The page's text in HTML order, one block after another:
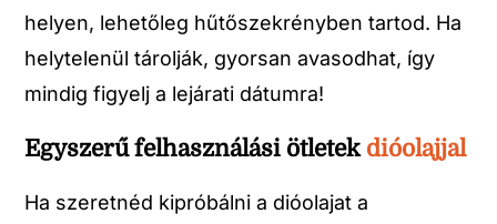
helyen, lehetőleg hűtőszekrényben tartod. Ha
helytelenül tárolják, gyorsan avasodhat, így
mindig figyelj a lejárati dátumra!
Egyszerű felhasználási ötletek dióolajjal
Ha szeretnéd kipróbálni a dióolajat a